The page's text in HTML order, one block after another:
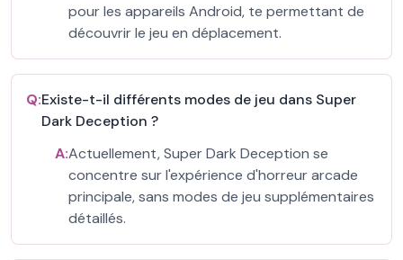
pour les appareils Android, te permettant de
découvrir le jeu en déplacement.
Q:Existe-t-il différents modes de jeu dans Super
Dark Deception ?
A:Actuellement, Super Dark Deception se
concentre sur l'expérience d'horreur arcade
principale, sans modes de jeu supplémentaires
détaillés.